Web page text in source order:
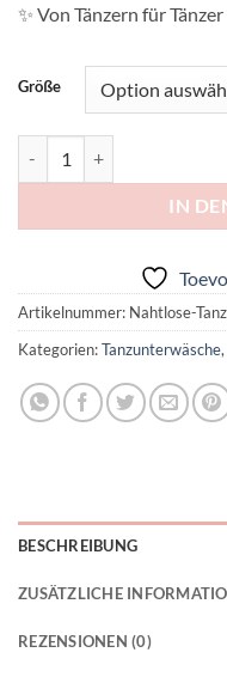
✨ Von Tänzern für Tänzer
Größe
IN
Artikelnummer: Nahtlose-
Kategorien:Tanzunterwäsche,
BESCHREIBUNG
ZUSÄTZLICHE
REZENSIONEN (0)